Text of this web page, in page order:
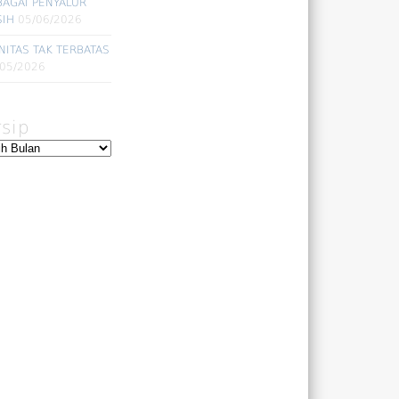
PENYALUR
05/06/2026
TAK TERBATAS
2026